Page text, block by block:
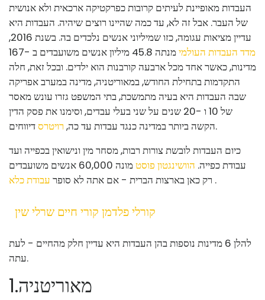
העבדות מאופיינת לעיתים קרובות כפרקטיקה ארכאית ולא אנושית
של העבר. אבל זה לא, עד כמה שהיינו רוצים שיהיה. העבדות היא
עדיין מציאות עגומה, כזו שמיליוני אנשים נלכדים בה. בשנת 2016,
מדד העבדות העולמי
מנתה 45.8 מיליון אנשים משועבדים ב -167
מדינות, כאשר אחד מכל ארבעה קורבנות הוא ילדים. ובכל זאת, חלה
התקדמות בתחילת החודש, במאוריטניה, מדינה במערב אפריקה
שבה העבדות היא בעיה מתמשכת, בתי המשפט גזרו עונש מאסר
של 10 ו -20 שנים על שני בעלי עבדים, וסימנו את פסק הדין
הקשה ביותר במדינה כנגד עבדות עד כה, רויטרס
דיווחים.
כיום העבדות לובשת צורות רבות, מסחר מין ונישואין בכפייה ועד
עבודת כפייה. הוושינגטון פוסט
מונה 60,000 אנשים משועבדים
רק כאן בארצות הברית - אם אתה לא סופר עבודת כלא .
קורלי פלדמן קורי חיים שרלי שין
להלן 6 מדינות נוספות בהן העבדות היא עדיין חלק מהחיים - לעת
עתה.
1.מאוריטניה